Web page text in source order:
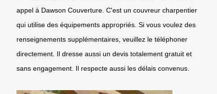
appel à Dawson Couverture. C'est un couvreur charpentier
qui utilise des équipements appropriés. Si vous voulez des
renseignements supplémentaires, veuillez le téléphoner
directement. Il dresse aussi un devis totalement gratuit et
sans engagement. Il respecte aussi les délais convenus.